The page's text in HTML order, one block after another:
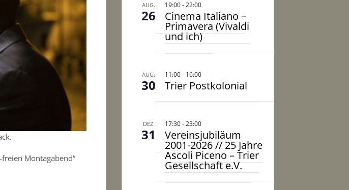
Montagabend“
AUG.
26
19:00-22:00
Cinema Italiano –
Primavera (Vivaldi
und ich)
AUG.
30
11:00- 16:00
Trier Postkolonial
DEZ.
31
17:30-23:00
Vereinsjubiläum
2001-2026 // 25 Jahre
Ascoli Piceno – Trier
Gesellschaft e.V.